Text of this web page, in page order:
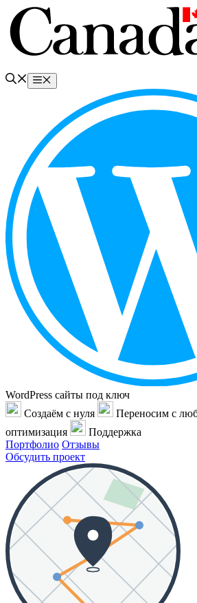
Перейти
содержимому
Меню
WordPress сайты под ключ
Создаём с нуля
Переносим с
оптимизация
Поддержка
Портфолио Отзывы
Обсудить проект